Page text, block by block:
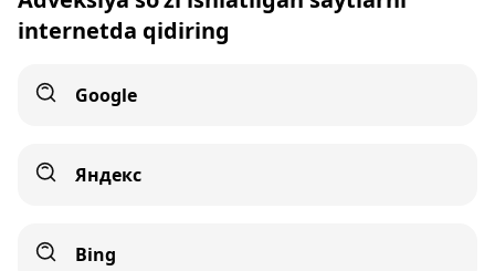
internetda qidiring
Google
Яндекс
Bing